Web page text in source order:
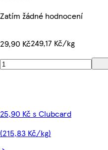
Zatím žádné hodnocení
29,90 Kč249,17 Kč/kg
25,90 Kč s Clubcard
(215,83 Kč/kg)